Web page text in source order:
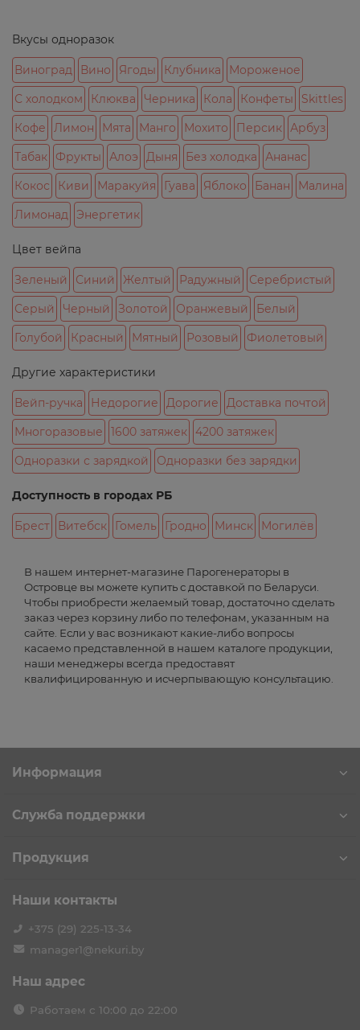
Вкусы одноразок
Виноград Вино Ягоды Клубника
Мороженое
С холодком
Клюква Черника Кола Конфеты
Skittles
Кофе
Лимон Мята Манго Мохито Персик Арбуз
Табак
Фрукты Алоэ Дыня Без холодка
Ананас
Кокос
Киви Маракуйя Гуава Яблоко Банан
Малина
Лимонад
Энергетик
Цвет вейпа
Зеленый Синий Желтый Радужный
Серебристый
Серый
Черный Золотой Оранжевый
Белый
Голубой
Красный Мятный Розовый Фиолетовый
Другие характеристики
Вейп-ручка Недорогие Дорогие
Доставка почтой
Многоразовые
1600 затяжек 4200 затяжек
Одноразки с зарядкой
Одноразки без зарядки
Доступность в городах РБ
Брест Витебск Гомель Гродно Минск Могилёв
В нашем интернет-магазине Парогенераторы в
Островце вы можете купить с доставкой по Беларуси.
Чтобы приобрести желаемый товар, достаточно сделать
заказ через корзину либо по телефонам, указанным на
сайте. Если у вас возникают какие-либо вопросы
касаемо представленной в нашем каталоге продукции,
наши менеджеры всегда предоставят
квалифицированную и исчерпывающую консультацию.
Информация
Служба поддержки
Продукция
Наши контакты
+375 (29) 225-13-34
manager1@nekuri.by
Наш адрес
Работаем с 10:00 до 22:00